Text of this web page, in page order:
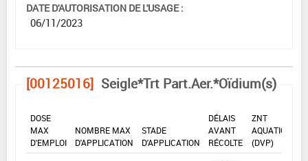
DATE D'AUTORISATION DE L'USAGE :
06/11/2023
[00125016] Seigle*Trt Part.Aer.*Oïdium(s)
DOSE
MAX
D'EMPLOI
NOMBRE MAX
D'APPLICATION
STADE
D'APPLICATION
DÉLAIS
AVANT
RÉCOLTE
ZNT
AQUATIQUE
(DVP)